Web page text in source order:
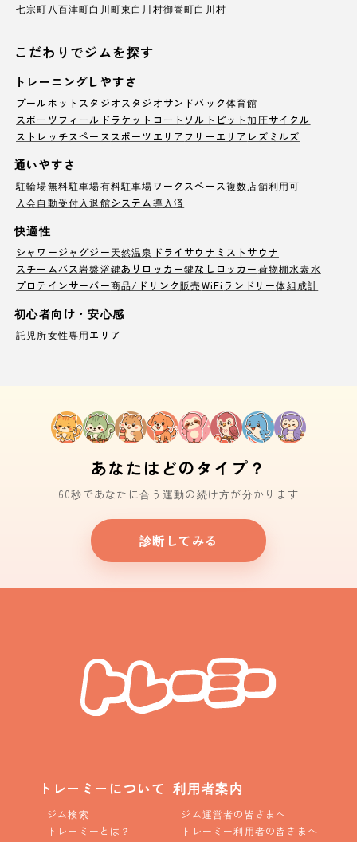
七宗町 八百津町白川町東白川村御嵩町白川村
こだわりでジムを探す
トレーニングしやすさ
プールホットスタジオ スタジオサンドバック体育館
スポーツフィールド ラケットコート ソルトピット加圧サイクル
ストレッチスペース スポーツエリア フリーエリア レズミルズ
通いやすさ
駐輪場無料駐車場有料駐車場ワークスペース複数店舗利用可
入会自動受付 入退館システム導入済
快適性
シャワージャグジー天然温泉 ドライサウナ ミストサウナ
スチームバス岩盤浴鍵ありロッカー鍵なしロッカー荷物棚水素水
プロテインサーバー商品/ドリンク販売WiFi ランドリー体組成計
初心者向け・安心感
託児所女性専用エリア
あなたはどのタイプ？
60秒であなたに合う運動の続け方が分かります
診断してみる
トレーミーについて
ジム検索
トレーミーとは？
利用者案内
ジム運営者の皆さまへ
トレーミー利用者の皆さまへ